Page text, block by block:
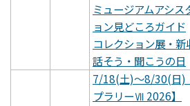
ミュージアムアシス
ョン見どころガイド
コレクション展・新
話そう・聞こうの日
7/18(土)～8/30(日)
プラリーⅦ 2026】